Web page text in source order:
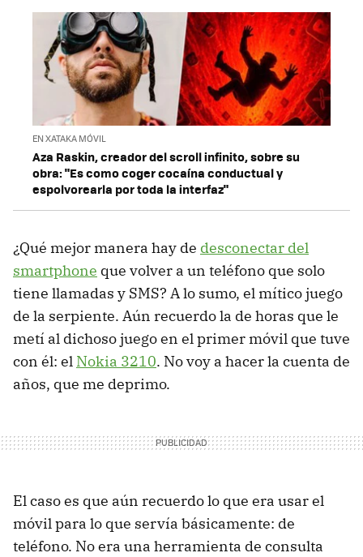
EN XATAKA MÓVIL
Aza Raskin, creador del scroll infinito, sobre su
obra: "Es como coger cocaína conductual y
espolvorearla por toda la interfaz"
¿Qué mejor manera hay de desconectar del
smartphone que volver a un teléfono que solo
tiene llamadas y SMS? A lo sumo, el mítico juego
de la serpiente. Aún recuerdo la de horas que le
metí al dichoso juego en el primer móvil que tuve
con él: el Nokia 3210. No voy a hacer la cuenta de
años, que me deprimo.
El caso es que aún recuerdo lo que era usar el
móvil para lo que servía básicamente: de
teléfono. No era una herramienta de consulta